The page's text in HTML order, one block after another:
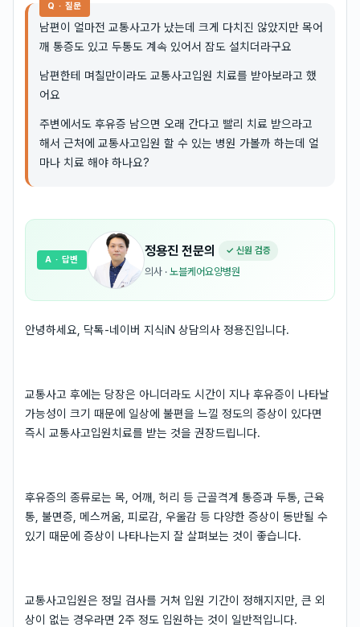
Q · 질문
남편이 얼마전 교통사고가 났는데 크게 다치진 않았지만 목어
깨 통증도 있고 두통도 계속 있어서 잠도 설치더라구요
남편한테 며칠만이라도 교통사고입원 치료를 받아보라고 했
어요
주변에서도 후유증 남으면 오래 간다고 빨리 치료 받으라고
해서 근처에 교통사고입원 할 수 있는 병원 가볼까 하는데 얼
마나 치료 해야 하나요?
정용진 전문의 ✓ 신원 검증
의사 · 노블케어요양병원
A · 답변
안녕하세요, 닥톡-네이버 지식iN 상담의사 정용진입니다.
교통사고 후에는 당장은 아니더라도 시간이 지나 후유증이 나타날
가능성이 크기 때문에 일상에 불편을 느낄 정도의 증상이 있다면
즉시 교통사고입원치료를 받는 것을 권장드립니다.
후유증의 종류로는 목, 어깨, 허리 등 근골격계 통증과 두통, 근육
통, 불면증, 메스꺼움, 피로감, 우울감 등 다양한 증상이 동반될 수
있기 때문에 증상이 나타나는지 잘 살펴보는 것이 좋습니다.
교통사고입원은 정밀 검사를 거쳐 입원 기간이 정해지지만, 큰 외
상이 없는 경우라면 2주 정도 입원하는 것이 일반적입니다.